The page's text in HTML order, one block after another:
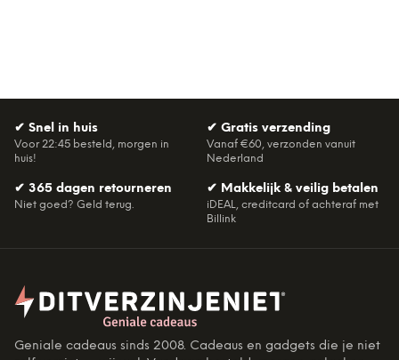
✔ Snel in huis
Voor 22:45 besteld, morgen in
huis!
✔ Gratis verzending
Vanaf €60, verzonden vanuit
Nederland
✔ 365 dagen retourneren
Niet goed? Geld terug.
✔ Makkelijk & veilig betalen
iDEAL, creditcard of achteraf met
Billink
Geniale cadeaus sinds 2008. Cadeaus en gadgets die je niet